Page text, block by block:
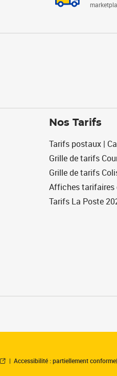
Nos Tarifs
Tarifs postaux |
Grille de tarifs
Grille de tarifs
Affiches tarifaires
Tarifs La Poste
Accessibilité : partiellement conforme